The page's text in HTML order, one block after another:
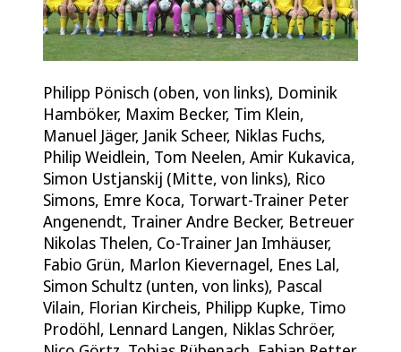
Philipp Pönisch (oben, von links), Dominik
Hamböker, Maxim Becker, Tim Klein,
Manuel Jäger, Janik Scheer, Niklas Fuchs,
Philip Weidlein, Tom Neelen, Amir Kukavica,
Simon Ustjanskij (Mitte, von links), Rico
Simons, Emre Koca, Torwart-Trainer Peter
Angenendt, Trainer Andre Becker, Betreuer
Nikolas Thelen, Co-Trainer Jan Imhäuser,
Fabio Grün, Marlon Kievernagel, Enes Lal,
Simon Schultz (unten, von links), Pascal
Vilain, Florian Kircheis, Philipp Kupke, Timo
Prodöhl, Lennard Langen, Niklas Schröer,